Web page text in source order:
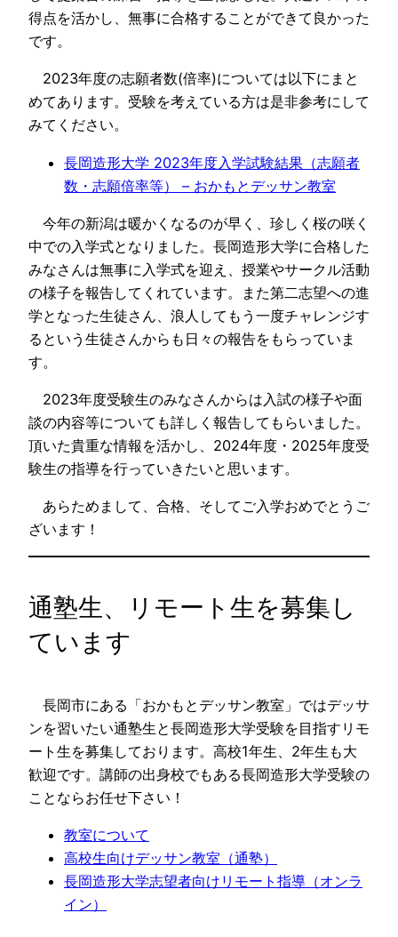
得点を活かし、無事に合格することができて良かった
です。
2023年度の志願者数(倍率)については以下にまと
めてあります。受験を考えている方は是非参考にして
みてください。
長岡造形大学 2023年度入学試験結果（志願者
数・志願倍率等） – おかもとデッサン教室
今年の新潟は暖かくなるのが早く、珍しく桜の咲く
中での入学式となりました。長岡造形大学に合格した
みなさんは無事に入学式を迎え、授業やサークル活動
の様子を報告してくれています。また第二志望への進
学となった生徒さん、浪人してもう一度チャレンジす
るという生徒さんからも日々の報告をもらっていま
す。
2023年度受験生のみなさんからは入試の様子や面
談の内容等についても詳しく報告してもらいました。
頂いた貴重な情報を活かし、2024年度・2025年度受
験生の指導を行っていきたいと思います。
あらためまして、合格、そしてご入学おめでとうご
ざいます！
通塾生、リモート生を募集し
ています
長岡市にある「おかもとデッサン教室」ではデッサ
ンを習いたい通塾生と長岡造形大学受験を目指すリモ
ート生を募集しております。高校1年生、2年生も大
歓迎です。講師の出身校でもある長岡造形大学受験の
ことならお任せ下さい！
教室について
高校生向けデッサン教室（通塾）
長岡造形大学志望者向けリモート指導（オンラ
イン）